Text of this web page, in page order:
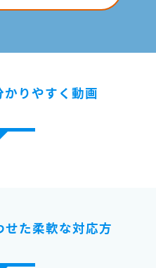
りやすく動画
せた柔軟な対応方